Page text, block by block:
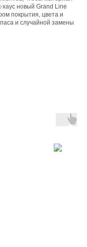
хаус новый Grand Line
покрытия, цвета и
и случайной замены